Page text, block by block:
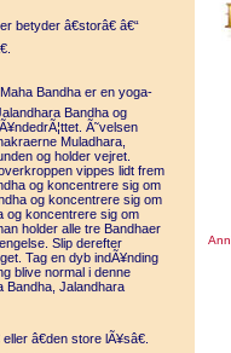
â€storâ€ â€“
Maha Bandha er en yoga-
Bandha og
Ã˜velsen
Muladhara,
og holder vejret.
vippes lidt frem
og koncentrere sig om
og koncentrere sig om
og koncentrere sig om
holder alle tre Bandhaer
Slip derefter
Tag en dyb indÃ¥nding
blive normal i denne
Bandha, Jalandhara
â€den store lÃ¥sâ€.